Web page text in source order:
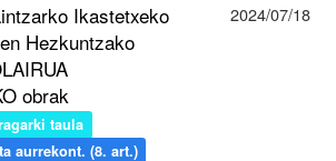
Ikastetxeko
Hezkuntzako
obrak
taula
aurrekont. (8. art.)
2024/07/18